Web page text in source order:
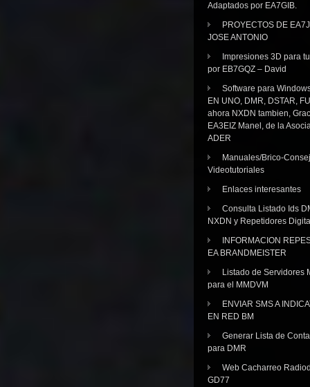
Adaptados por EA7GIB.
PROYECTOS DE
JOSE ANTONIO
Impresiones 3D para
por EB7GQZ – David
Software para
EN UNO, DMR, DSTAR,
ahora NXDN tambien,
EA3EIZ Manel, de la
ADER
Manuales/Brico-
Videotutoriales
Enlaces interesantes
Consulta Listado Ids
NXDN y Repetidores
INFORMACION
EA BRANDMEISTER
Listado de Servidores
para el MMDVM
ENVIAR SMS A
EN RED BM
Generar Lista de
para DMR
Web Cacharreo
GD77